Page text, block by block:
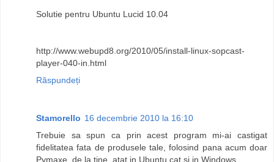
Solutie pentru Ubuntu Lucid 10.04
http://www.webupd8.org/2010/05/install-linux-sopcast-
player-040-in.html
Răspundeți
Stamorello 16 decembrie 2010 la 16:10
Trebuie sa spun ca prin acest program mi-ai castigat
fidelitatea fata de produsele tale, folosind pana acum doar
Pymaxe, de la tine, atat in Ubuntu cat si in Windows.